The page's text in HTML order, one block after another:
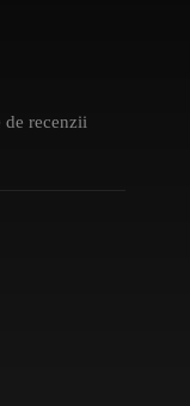
recenzii